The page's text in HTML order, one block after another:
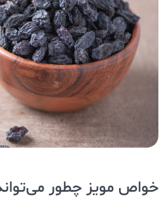
خواص مویز چطور